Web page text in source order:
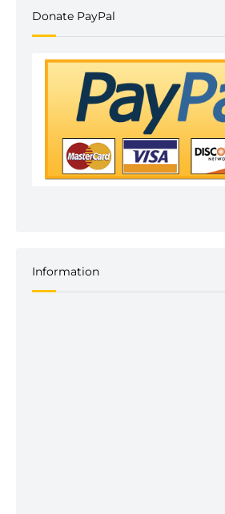
Donate PayPal
Information